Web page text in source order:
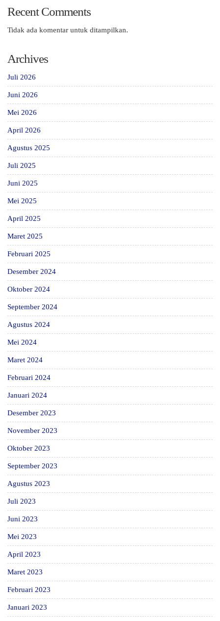
Recent Comments
Tidak ada komentar untuk ditampilkan.
Archives
Juli 2026
Juni 2026
Mei 2026
April 2026
Agustus 2025
Juli 2025
Juni 2025
Mei 2025
April 2025
Maret 2025
Februari 2025
Desember 2024
Oktober 2024
September 2024
Agustus 2024
Mei 2024
Maret 2024
Februari 2024
Januari 2024
Desember 2023
November 2023
Oktober 2023
September 2023
Agustus 2023
Juli 2023
Juni 2023
Mei 2023
April 2023
Maret 2023
Februari 2023
Januari 2023